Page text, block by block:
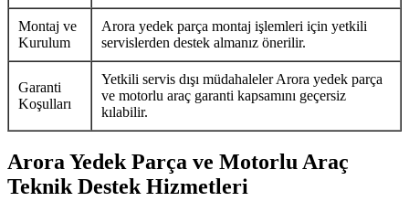
Montaj ve
Kurulum
Arora yedek parça montaj işlemleri için yetkili
servislerden destek almanız önerilir.
Garanti
Koşulları
Yetkili servis dışı müdahaleler Arora yedek parça
ve motorlu araç garanti kapsamını geçersiz
kılabilir.
Arora Yedek Parça ve Motorlu Araç
Teknik Destek Hizmetleri